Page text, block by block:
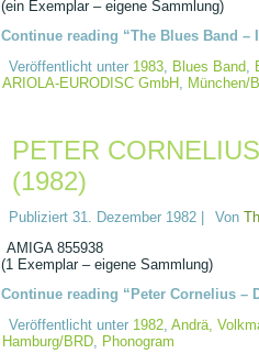
(ein Exemplar – eigene Sammlung)
Continue reading “The Blues Band –
Veröffentlicht unter 1983, Blues Band,
ARIOLA-EURODISC GmbH , München/
PETER
(1982)
Publiziert 31. Dezember 1982 Von
AMIGA 855938
(1 Exemplar – eigene Sammlung)
Continue reading “Peter Cornelius –
Veröffentlicht unter 1982, Andrä,
Hamburg/BRD, Phonogram